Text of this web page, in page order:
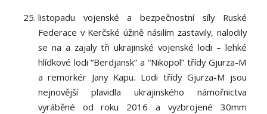
listopadu vojenské a bezpečnostní síly Ruské
Federace v Kerčské úžině násilím zastavily, nalodily
se na a zajaly tři ukrajinské vojenské lodi – lehké
hlídkové lodi “Berdjansk” a “Nikopol” třídy Gjurza-M
a remorkér Jany Kapu. Lodi třídy Gjurza-M jsou
nejnovější plavidla ukrajinského námořnictva
vyráběné od roku 2016 a vyzbrojené 30mm